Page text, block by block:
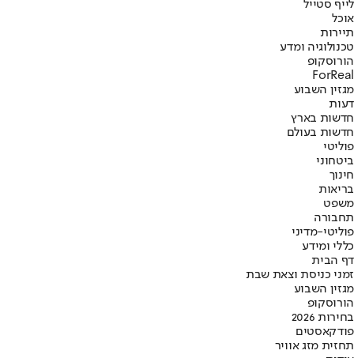
לייף סטייל
אוכל
תיירות
טכנולוגיה ומדע
הורוסקופ
ForReal
מגזין השבוע
דעות
חדשות בארץ
חדשות בעולם
פוליטי
ביטחוני
חינוך
בריאות
משפט
תחבורה
פוליטי-מדיני
כללי ומידע
דף הבית
זמני כניסת וצאת שבת
מגזין השבוע
הורוסקופ
בחירות 2026
פודקאסטים
תחזית מזג אוויר